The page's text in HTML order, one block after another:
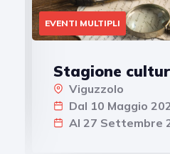
EVENTI MULTIPLI
Stagione
Viguzzolo
Dal 10 Maggio
Al 27 Settembre